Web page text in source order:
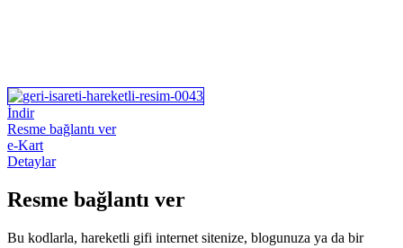
İndir
Resme bağlantı ver
e-Kart
Detaylar
Resme bağlantı ver
Bu kodlarla, hareketli gifi internet sitenize, blogunuza ya da bir